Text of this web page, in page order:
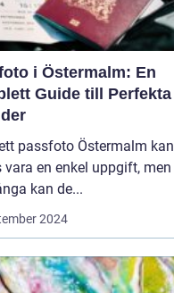
i Östermalm: En
Guide till Perfekta
passfoto Östermalm kan
vara en enkel uppgift, men
kan de...
2024